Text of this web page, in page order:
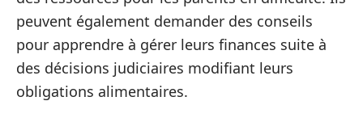
peuvent également demander des conseils
pour apprendre à gérer leurs finances suite à
des décisions judiciaires modifiant leurs
obligations alimentaires.